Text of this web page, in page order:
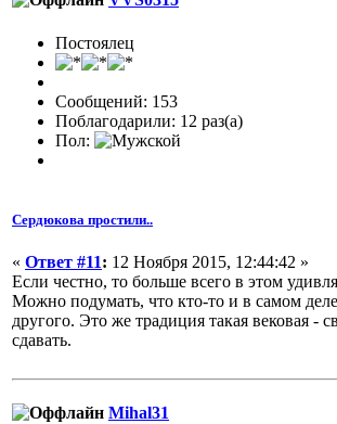
Постоялец
Сообщений: 153
Поблагодарили: 12 раз(а)
Пол:
Сердюкова простили..
« Ответ #11: 12 Ноября 2015, 12:44:42 »
Если честно, то больше всего в этом
Можно подумать, что кто-то и в самом
другого. Это же традиция такая вековая -
сдавать.
Mihal31